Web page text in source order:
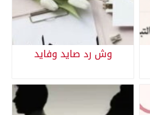
وش رد صايد وفايد